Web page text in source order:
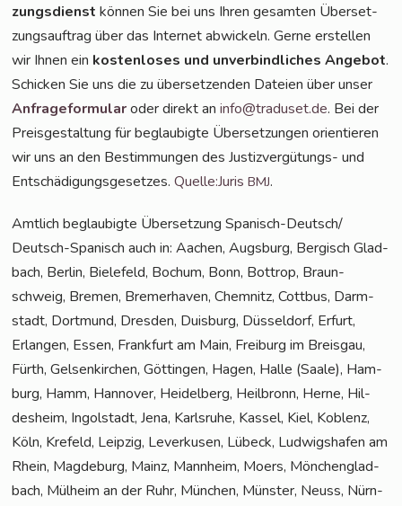
zungs­dienst kön­nen Sie bei uns Ihren gesam­ten Über­set­
zungs­auf­trag über das Inter­net abwi­ckeln. Ger­ne erstel­len
wir Ihnen ein kos­ten­lo­ses und unver­bind­li­ches Ange­bot.
Schi­cken Sie uns die zu über­set­zen­den Datei­en über unser
Anfra­ge­for­mu­laroder direkt aninfo@traduset.de. Bei der
Preis­ge­stal­tung für beglau­big­te Über­set­zun­gen ori­en­tie­ren
wir uns an den Bestim­mun­gen des Jus­tiz­ver­gü­tungs- und
Ent­schä­di­gungs­ge­set­zes.Quelle:JurisBMJ.
Amt­lich beglau­big­te Über­set­zung Spa­nisch-Deut­sch/
Deutsch-Spa­nisch auch in: Aachen, Augs­burg, Ber­gisch Glad­
bach, Ber­lin, Bie­le­feld, Bochum, Bonn, Bot­trop, Braun­
schweig, Bre­men, Bre­mer­ha­ven, Chem­nitz, Cott­bus, Darm­
stadt, Dort­mund, Dres­den, Duis­burg, Düs­sel­dorf, Erfurt,
Erlan­gen, Essen, Frank­furt am Main, Frei­burg im Breis­gau,
Fürth, Gel­sen­kir­chen, Göt­tin­gen, Hagen, Hal­le (Saa­le), Ham­
burg, Hamm, Han­no­ver, Hei­del­berg, Heil­bronn, Her­ne, Hil­
des­heim, Ingol­stadt, Jena, Karls­ru­he, Kas­sel, Kiel, Koblenz,
Köln, Kre­feld, Leip­zig, Lever­ku­sen, Lübeck, Lud­wigs­ha­fen am
Rhein, Mag­de­burg, Mainz, Mann­heim, Moers, Mön­chen­glad­
bach, Mül­heim an der Ruhr, Mün­chen, Müns­ter, Neuss, Nürn­